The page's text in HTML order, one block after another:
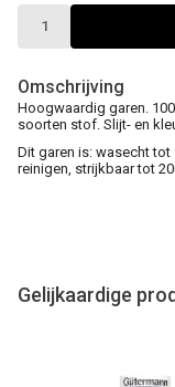
Omschrijving
Hoogwaardig garen.
soorten stof. Slijt- en
Dit garen is: wasecht tot
reinigen, strijkbaar tot
Gelijkaardige